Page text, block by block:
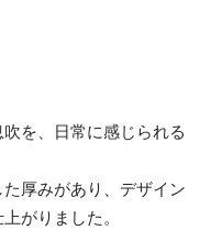
を、日常に感じられる
厚みがあり、デザイン
がりました。